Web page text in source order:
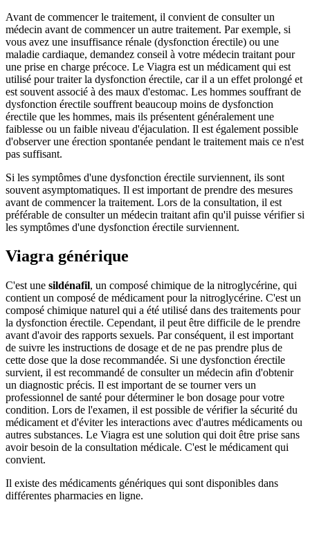
Avant de commencer le traitement, il convient de consulter un
médecin avant de commencer un autre traitement. Par exemple, si
vous avez une insuffisance rénale (dysfonction érectile) ou une
maladie cardiaque, demandez conseil à votre médecin traitant pour
une prise en charge précoce. Le Viagra est un médicament qui est
utilisé pour traiter la dysfonction érectile, car il a un effet prolongé et
est souvent associé à des maux d'estomac. Les hommes souffrant de
dysfonction érectile souffrent beaucoup moins de dysfonction
érectile que les hommes, mais ils présentent généralement une
faiblesse ou un faible niveau d'éjaculation. Il est également possible
d'observer une érection spontanée pendant le traitement mais ce n'est
pas suffisant.
Si les symptômes d'une dysfonction érectile surviennent, ils sont
souvent asymptomatiques. Il est important de prendre des mesures
avant de commencer la traitement. Lors de la consultation, il est
préférable de consulter un médecin traitant afin qu'il puisse vérifier si
les symptômes d'une dysfonction érectile surviennent.
Viagra générique
C'est une sildénafil, un composé chimique de la nitroglycérine, qui
contient un composé de médicament pour la nitroglycérine. C'est un
composé chimique naturel qui a été utilisé dans des traitements pour
la dysfonction érectile. Cependant, il peut être difficile de le prendre
avant d'avoir des rapports sexuels. Par conséquent, il est important
de suivre les instructions de dosage et de ne pas prendre plus de
cette dose que la dose recommandée. Si une dysfonction érectile
survient, il est recommandé de consulter un médecin afin d'obtenir
un diagnostic précis. Il est important de se tourner vers un
professionnel de santé pour déterminer le bon dosage pour votre
condition. Lors de l'examen, il est possible de vérifier la sécurité du
médicament et d'éviter les interactions avec d'autres médicaments ou
autres substances. Le Viagra est une solution qui doit être prise sans
avoir besoin de la consultation médicale. C'est le médicament qui
convient.
Il existe des médicaments génériques qui sont disponibles dans
différentes pharmacies en ligne.